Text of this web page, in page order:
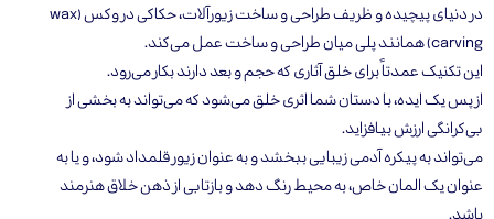
در دنیای پیچیده و ظریف طراحی و ساخت زیورآلات، حکاکی در وکس (wax
carving) همانند پلی میان طراحی و ساخت عمل می‌کند.
این تکنیک عمدتاً برای خلق آثاری که حجم و بعد دارند بکار می‌رود.
از پس یک ایده، با دستان شما اثری خلق می‌شود که می‌تواند به بخشی از
بی‌کرانگی ارزش بیافزاید.
می‌تواند به پیکره آدمی زیبایی ببخشد و به عنوان زیور قلمداد شود، و یا به
عنوان یک المان خاص، به محیط رنگ دهد و بازتابی از ذهن خلاق هنرمند